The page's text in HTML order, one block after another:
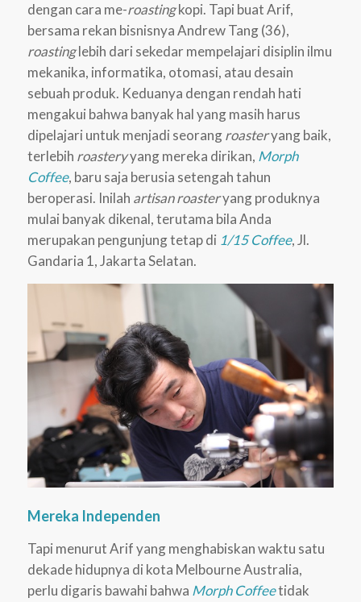
dengan cara me-roastingkopi. Tapi buat Arif,
bersama rekan bisnisnya Andrew Tang (36),
roastinglebih dari sekedar mempelajari disiplin ilmu
mekanika, informatika, otomasi, atau desain
sebuah produk. Keduanya dengan rendah hati
mengakui bahwa banyak hal yang masih harus
dipelajari untuk menjadi seorangroasteryang baik,
terlebih roasteryyang mereka dirikan, Morph
Coffee, baru saja berusia setengah tahun
beroperasi. Inilah artisan roasteryang produknya
mulai banyak dikenal, terutama bila Anda
merupakan pengunjung tetap di 1/15 Coffee, Jl.
Gandaria 1, Jakarta Selatan.
Mereka Independen
Tapi menurut Arif yang menghabiskan waktu satu
dekade hidupnya di kota Melbourne Australia,
perlu digaris bawahi bahwa Morph Coffeetidak